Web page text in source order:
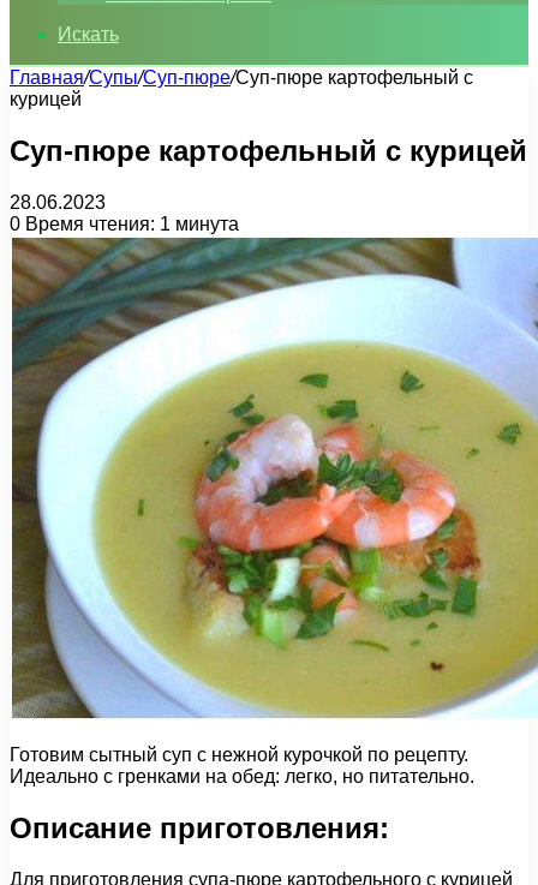
Искать
Главная/Супы/Суп-пюре/Суп-пюре картофельный с
курицей
Суп-пюре картофельный с курицей
28.06.2023
0 Время чтения: 1 минута
Готовим сытный суп с нежной курочкой по рецепту.
Идеально с гренками на обед: легко, но питательно.
Описание приготовления:
Для приготовления супа-пюре картофельного с курицей